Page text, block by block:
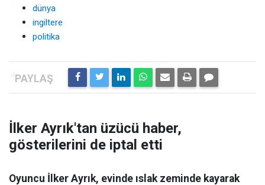
dünya
ingiltere
politika
İlker Ayrık'tan üzücü haber,
gösterilerini de iptal etti
Oyuncu İlker Ayrık, evinde ıslak zeminde kayarak